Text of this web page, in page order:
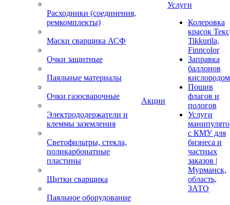
Расходники (соединения,
ремкомплекты)
Маски сварщика АСФ
Очки защитные
Паяльные материалы
Очки газосварочные
Электрододержатели и
клеммы заземления
Светофильтры, стекла,
поликарбонатные
пластины
Щитки сварщика
Паяльное оборудование
Акции
Услуги
Колеровка
красок
Tikkurila,
Finncolor
Заправка
баллонов
кислородом
Пошив
флагов и
пологов
Услуги
с КМУ для
бизнеса и
частных
заказов |
Мурманск,
область,
ЗАТО